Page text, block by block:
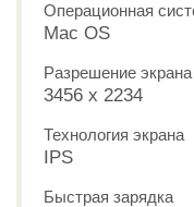
Операционная
Mac OS
Разрешение экрана
3456 x 2234
Технология экрана
IPS
Быстрая зарядка